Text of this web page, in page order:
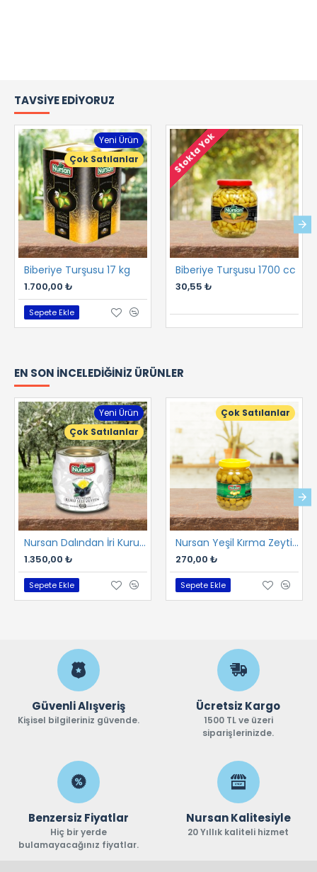
TAVSIYE EDIYORUZ
Yeni Ürün
Çok Satılanlar
Biberiye Turşusu 17 kg
1.700,00 ₺
Sepete Ekle
Stokta Yok
Biberiye Turşusu 1700 cc
30,55 ₺
EN SON İNCELEDIĞINIZ ÜRÜNLER
Yeni Ürün
Çok Satılanlar
Nursan Dalından İri Kuru Gemlik Sele 2 kg
1.350,00 ₺
Sepete Ekle
Çok Satılanlar
Nursan Yeşil Kırma Zeytin 1 kg
270,00 ₺
Sepete Ekle
Güvenli Alışveriş
Kişisel bilgileriniz güvende.
Ücretsiz Kargo
1500 TL ve üzeri
siparişlerinizde.
Benzersiz Fiyatlar
Hiç bir yerde
bulamayacağınız fiyatlar.
Nursan Kalitesiyle
20 Yıllık kaliteli hizmet